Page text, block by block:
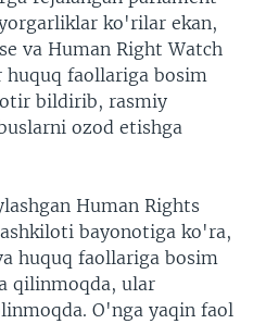
ko'rilar ekan,
va Human Right Watch
faollariga bosim
bildirib, rasmiy
ozod etishga
Human Rights
bayonotiga ko'ra,
huquq faollariga bosim
qilinmoqda, ular
O'nga yaqin faol